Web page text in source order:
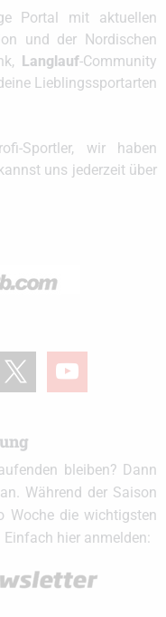
Portal mit aktuellen
und der Nordischen
Langlauf-Community
Lieblingssportarten
Sportler, wir haben
uns jederzeit über
youtube
bleiben? Dann
Während der Saison
Woche die wichtigsten
hier anmelden: